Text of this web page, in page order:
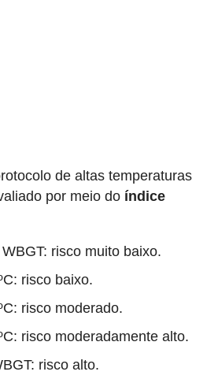
de altas temperaturas
por meio do índice
risco muito baixo.
risco baixo.
risco moderado.
risco moderadamente alto.
risco alto.